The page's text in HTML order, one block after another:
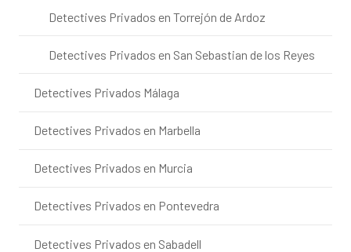
Detectives Privados en Torrejón de Ardoz
Detectives Privados en San Sebastian de los Reyes
Detectives Privados Málaga
Detectives Privados en Marbella
Detectives Privados en Murcia
Detectives Privados en Pontevedra
Detectives Privados en Sabadell